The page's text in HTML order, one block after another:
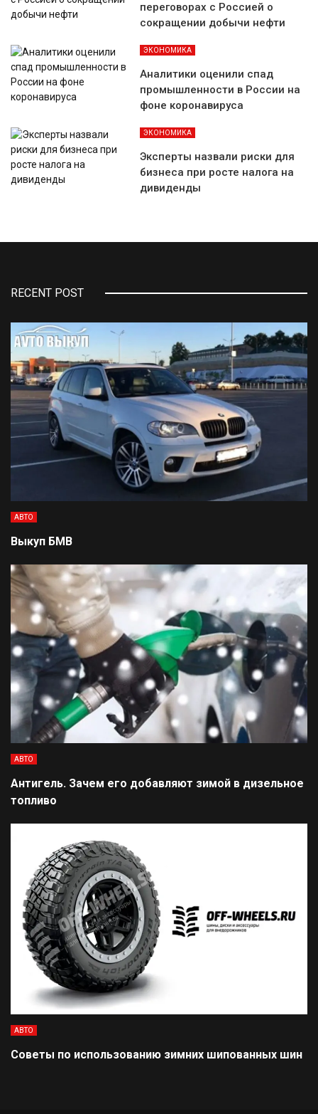
переговорах с Россией о
сокращении добычи нефти
ЭКОНОМИКА
Аналитики оценили спад
промышленности в России на
фоне коронавируса
ЭКОНОМИКА
Эксперты назвали риски для
бизнеса при росте налога на
дивиденды
RECENT POST
АВТО
Выкуп БМВ
АВТО
Антигель. Зачем его добавляют зимой в дизельное
топливо
АВТО
Советы по использованию зимних шипованных шин